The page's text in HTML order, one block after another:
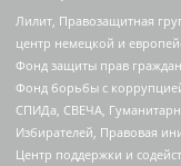
Лилит, Правозащитная
центр немецкой и
Фонд защиты прав
Фонд борьбы с
СПИДа, СВЕЧА,
Избирателей, Правовая
Центр поддержки и